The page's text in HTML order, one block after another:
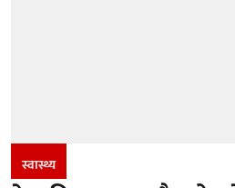
स्वास्थ्य